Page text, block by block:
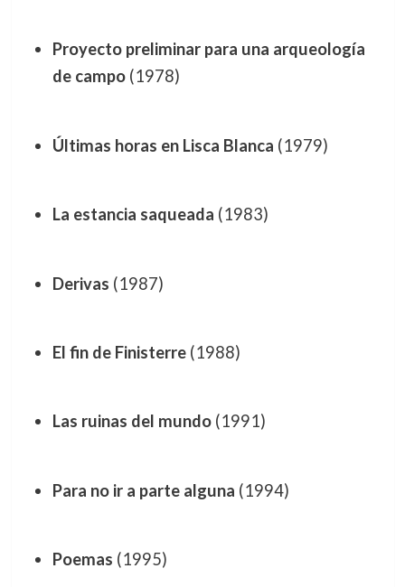
Proyecto preliminar para una arqueología
de campo(1978)
Últimas horas en Lisca Blanca (1979)
La estancia saqueada (1983)
Derivas (1987)
El fin de Finisterre(1988)
Las ruinas del mundo(1991)
Para no ir a parte alguna (1994)
Poemas (1995)